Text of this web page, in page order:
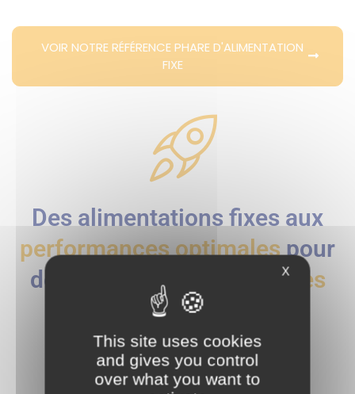
VOIR NOTRE RÉFÉRENCE PHARE D'ALIMENTATION
FIXE
Des alimentations fixes aux
performances optimalespour
des applications
exigeantes
X
This site uses cookies
and gives you control
over what you want to